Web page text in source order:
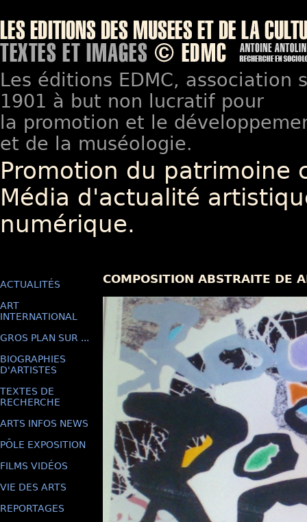
Les éditions EDMC, association
1901 à but non lucratif pour
la promotion et le
et de la muséologie.
Promotion du patrimoine
Média d'actualité
numérique.
ACTUALITÉS
ART
INTERNATIONAL
GROS PLAN SUR ...
BIOGRAPHIES
D'ARTISTES
TEXTES DE
RECHERCHE
ARTS INFOS NEWS
PÔLE EXPOSITION
FILMS VIDÉOS
VIE DES ARTS
REPORTAGES
COMPOSITION ABSTRAITE DE